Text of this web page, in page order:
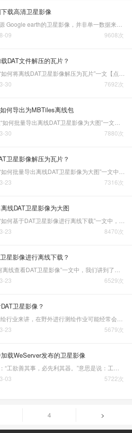
载高清卫星影像
9608次
09
DAT文件解压的瓦片？
7692次
30
何导出为MBTiles离线包
7880次
30
卫星影像解压为瓦片？
7316次
23
线DAT卫星影像为大图
8470次
23
星影像进行离线下载？
6529次
23
卫星影像？
5679次
23
载WeServer发布的卫星影像
5722次
03
4 >